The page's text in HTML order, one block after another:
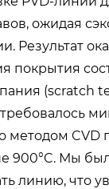
ожидая
Результат
покрытия
(scratch
требовалось
методом CVD
900°C. Мы
линию, что